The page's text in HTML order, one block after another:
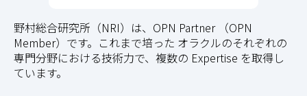
野村総合研究所（NRI）は、OPN Partner （OPN
Member）です。これまで培った オラクルのそれぞれの
専門分野における技術力で、複数の Expertise を取得し
ています。